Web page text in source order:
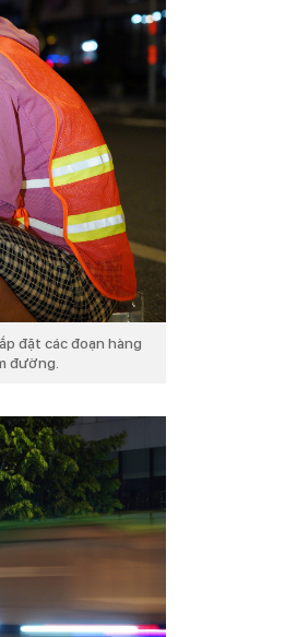
đặt các đoạn hàng
đường.